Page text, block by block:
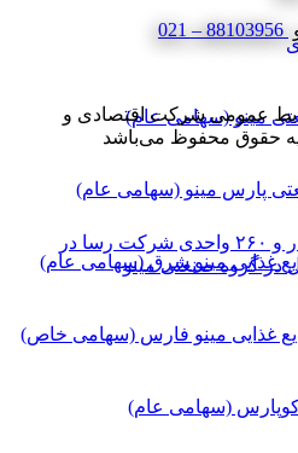
مینو (سهامی عام)
پارس مینو (سهامی عام)
غذایی مینو شرق (سهامی عام)
غذایی مینو فارس (سهامی خاص)
(سهامی عام)
عمومی شرکت اقتصادی و
آغاز بکار رسمی پروژه‌های هزار و ۲۶۰ واحدی شرکت رسا در
در گروه صنعتی مینو